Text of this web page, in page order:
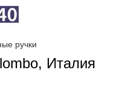
ручки
Италия